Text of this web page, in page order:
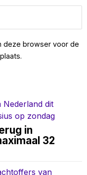
deze browser voor de
in
32